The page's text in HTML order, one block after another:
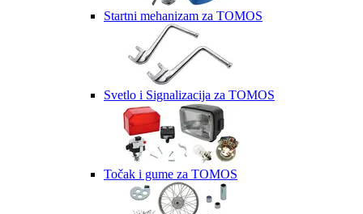
Startni mehanizam za TOMOS
Svetlo i Signalizacija za TOMOS
Točak i gume za TOMOS